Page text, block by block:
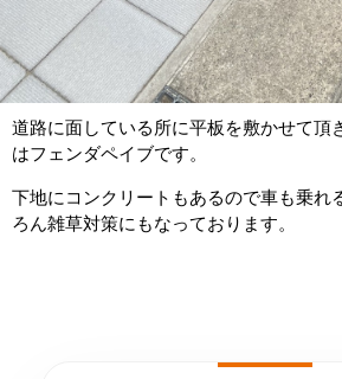
道路に面している所に平板を敷かせて頂
はフェンダペイブです。
下地にコンクリートもあるので車も乗れ
ろん雑草対策にもなっております。